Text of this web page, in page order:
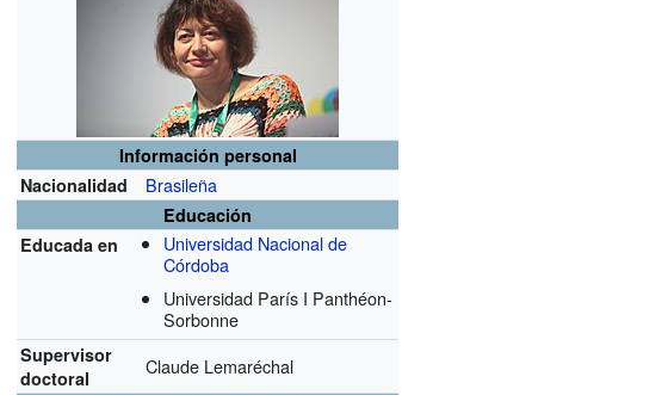
Información personal
Nacionalidad
Brasileña
Educación
Educada en
Universidad Nacional de
Córdoba
Universidad París I Panthéon-
Sorbonne
Supervisor
doctoral
Claude Lemaréchal